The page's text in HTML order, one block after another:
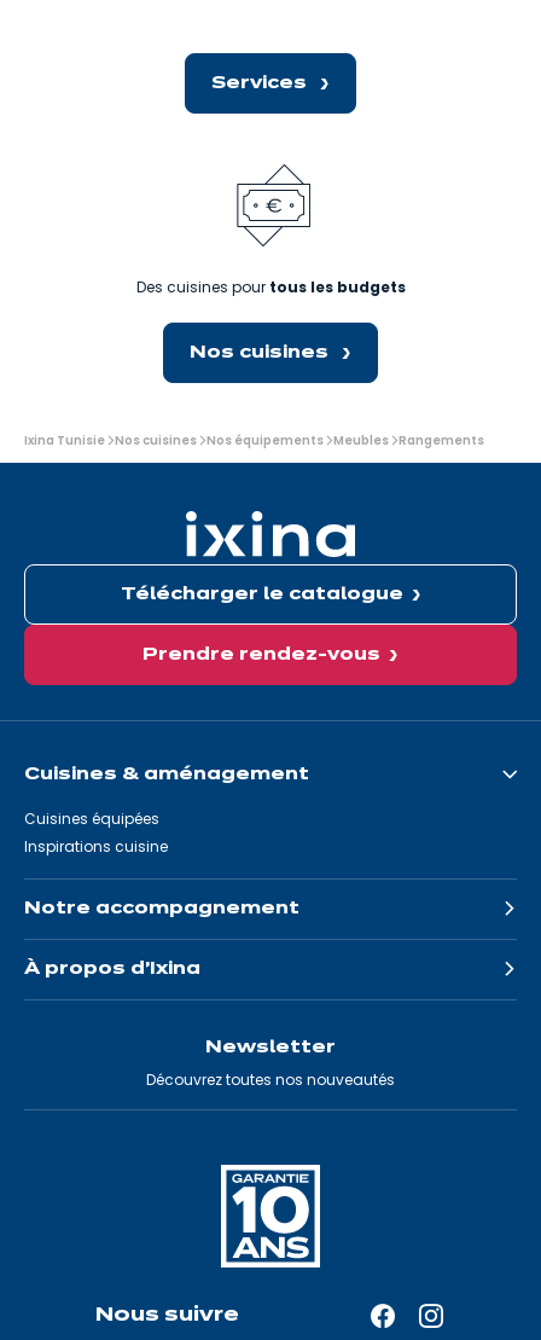
Services
Des cuisines pour tous les budgets
Nos cuisines
Vous
êtes
Ixina Tunisie Nos cuisines Nos équipements Meubles Rangements
Télécharger le catalogue
Prendre rendez-vous
Cuisines & aménagement
Cuisines équipées
Inspirations cuisine
Notre accompagnement
À propos d'Ixina
Newsletter
Découvrez toutes nos nouveautés
Nous suivre FacebookInstagram